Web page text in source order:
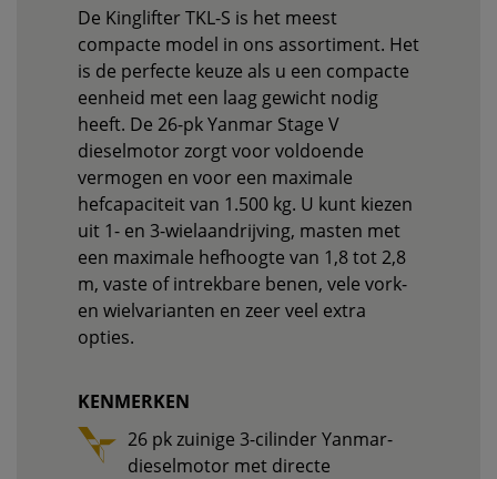
De Kinglifter TKL-S is het meest
compacte model in ons assortiment. Het
is de perfecte keuze als u een compacte
eenheid met een laag gewicht nodig
heeft. De 26-pk Yanmar Stage V
dieselmotor zorgt voor voldoende
vermogen en voor een maximale
hefcapaciteit van 1.500 kg. U kunt kiezen
uit 1- en 3-wielaandrijving, masten met
een maximale hefhoogte van 1,8 tot 2,8
m, vaste of intrekbare benen, vele vork-
en wielvarianten en zeer veel extra
opties.
KENMERKEN
26 pk zuinige 3-cilinder Yanmar-
dieselmotor met directe